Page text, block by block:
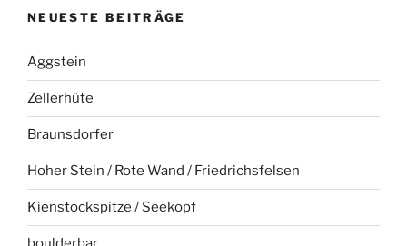
NEUESTE BEITRÄGE
Aggstein
Zellerhüte
Braunsdorfer
Hoher Stein / Rote Wand / Friedrichsfelsen
Kienstockspitze / Seekopf